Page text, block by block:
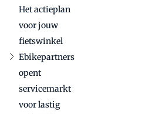
betekenis in
uitdagende
markt
Het actieplan
voor jouw
fietswinkel
Ebikepartners
opent
servicemarkt
voor lastig